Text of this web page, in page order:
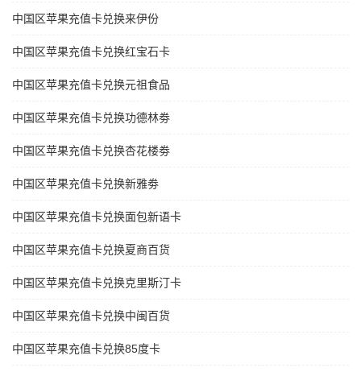
中国区苹果充值卡兑换来伊份
中国区苹果充值卡兑换红宝石卡
中国区苹果充值卡兑换元祖食品
中国区苹果充值卡兑换功德林劵
中国区苹果充值卡兑换杏花楼劵
中国区苹果充值卡兑换新雅劵
中国区苹果充值卡兑换面包新语卡
中国区苹果充值卡兑换夏商百货
中国区苹果充值卡兑换克里斯汀卡
中国区苹果充值卡兑换中闽百货
中国区苹果充值卡兑换85度卡